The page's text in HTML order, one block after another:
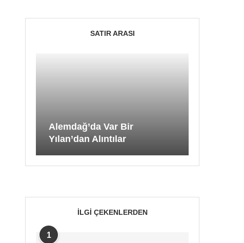
SATIR ARASI
Alemdağ’da Var Bir
Yılan’dan Alıntılar
İLGI ÇEKENLERDEN
1